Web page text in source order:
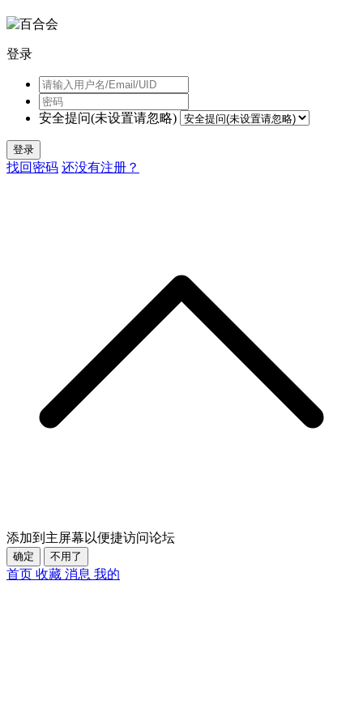
登录
安全提问(未设置请忽略)
登录
找回密码 还没有注册？
添加到主屏幕以便捷访问论坛
确定 不用了
首页 收藏 消息 我的